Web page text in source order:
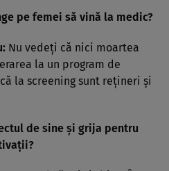
pe femei să vină la medic?
Nu vedeţi că nici moartea
la un program de
la screening sunt reţineri şi
de sine şi grija pentru